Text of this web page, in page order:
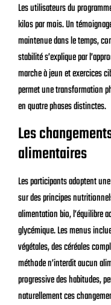
Les utilisateurs du
kilos par mois. Un
maintenue dans le temps,
stabilité s’explique par
marche à jeun et exercices
permet une transformation
en quatre phases distinctes.
Les
alimentaires
Les participants adoptent
sur des principes
alimentation bio, l’équilibre
glycémique. Les menus
végétales, des céréales
méthode n’interdit aucun
progressive des habitudes,
naturellement ces